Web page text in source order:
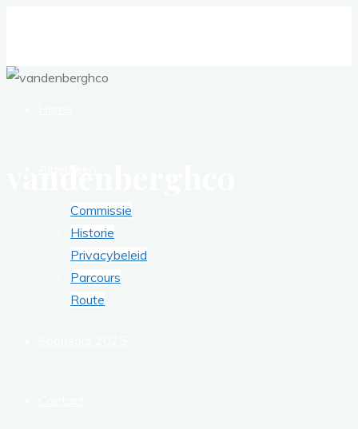
inhoud
Commissie
Historie
Privacybeleid
Parcours
Route